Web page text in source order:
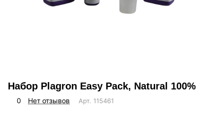
Набор Plagron Easy Pack, Natural 100%
0 Нет отзывов Арт. 115461